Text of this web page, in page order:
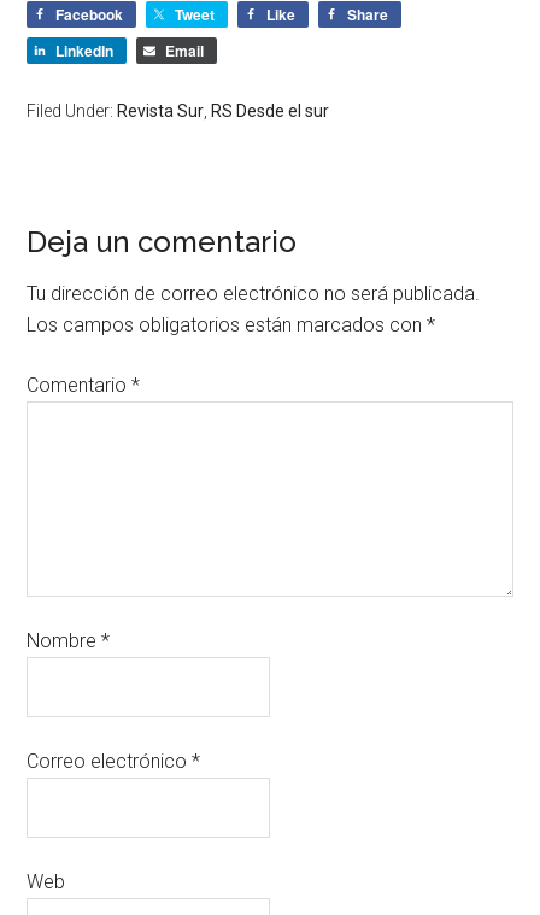
Facebook Tweet Like
Share
LinkedIn
Email
Filed Under: Revista Sur RS Desde el sur
Deja un comentario
Tu dirección de correo electrónico no será publicada.
Los campos obligatorios están marcados con*
Comentario*
Nombre*
Correo electrónico*
Web